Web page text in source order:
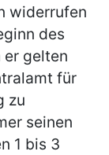
widerrufen
des
er gelten
für
zu
seinen
1 bis 3